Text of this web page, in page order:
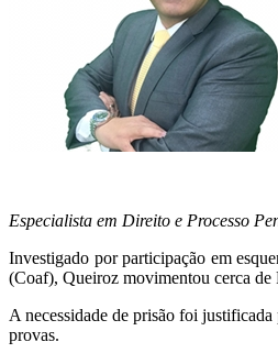
Especialista em Direito e Processo
Investigado por participação em
(Coaf), Queiroz movimentou cerca de
A necessidade de prisão foi
provas.